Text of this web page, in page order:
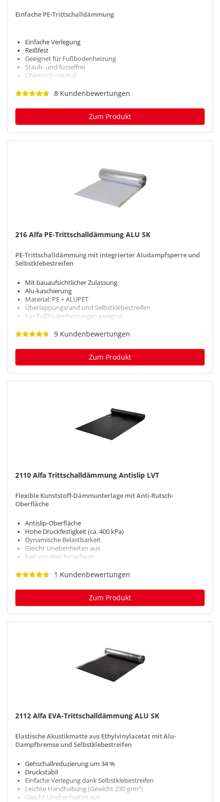
Einfache PE-Trittschalldämmung
Einfache Verlegung
Reißfest
Geeignet für Fußbodenheizung
Staub- und fusselfrei
Chemisch neutral
8 Kundenbewertungen
Zum Produkt
216 Alfa PE-Trittschalldämmung ALU SK
PE-Trittschalldämmung mit integrierter Aludampfsperre und
Selbstklebestreifen
Mit bauaufsichtlicher Zulassung
Alu-kaschierung
Material: PE + ALUPET
Überlappungsrand und Selbstklebestreifen
Für Fußbodenheizungen geeignet
9 Kundenbewertungen
Zum Produkt
2110 Alfa Trittschalldämmung Antislip LVT
Flexible Kunststoff-Dämmunterlage mit Anti-Rutsch-
Oberfläche
Antislip-Oberfläche
Hohe Druckfestigkeit (ca. 400 kPa)
Dynamische Belastbarkeit
Gleicht Unebenheiten aus
Frei von Weichmachern
1 Kundenbewertungen
Zum Produkt
2112 Alfa EVA-Trittschalldämmung ALU SK
Elastische Akustikmatte aus Ethylvinylacetat mit Alu-
Dampfbremse und Selbstklebestreifen
Gehschallreduzierung um 34 %
Druckstabil
Einfache Verlegung dank Selbstklebestreifen
Leichte Handhabung (Gewicht 230 g/m²)
Gleicht Unebenheiten aus